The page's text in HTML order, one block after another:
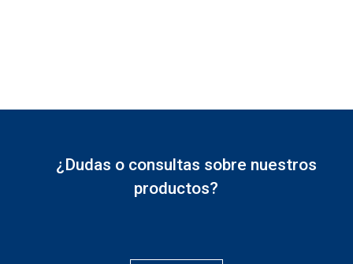
¿Dudas o consultas sobre nuestros
productos?